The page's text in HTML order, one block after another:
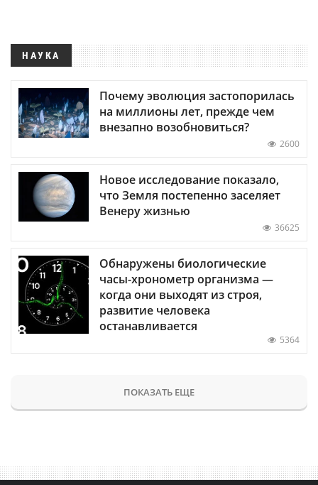
НАУКА
Почему эволюция застопорилась
на миллионы лет, прежде чем
внезапно возобновиться?
2600
Новое исследование показало,
что Земля постепенно заселяет
Венеру жизнью
36625
Обнаружены биологические
часы-хронометр организма —
когда они выходят из строя,
развитие человека
останавливается
5364
ПОКАЗАТЬ ЕЩЕ